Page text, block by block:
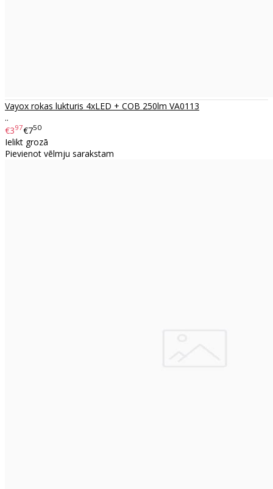
Vayox rokas lukturis 4xLED + COB 250lm VA0113
..
€397€750
Ielikt grozā
Pievienot vēlmju sarakstam